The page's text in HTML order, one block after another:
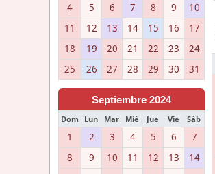
4
5 6 7 8 9
10
11
12 13 14 15 16
17
18
19 20 21 22 23
24
25
26 27 28 29 30 31
Septiembre 2024
Dom Lun Mar Mié Jue Vie Sáb
1 2 3 4 5 6
7
8
9 10 11 12 13
14